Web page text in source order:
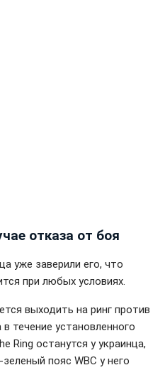
отказа от боя
уже заверили его, что
при любых условиях.
выходить на ринг против
течение установленного
Ring останутся у украинца,
пояс WBC у него